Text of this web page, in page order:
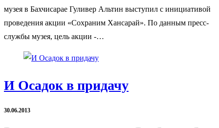
музея в Бахчисарае Гуливер Альтин выступил с инициативой
проведения акции «Сохраним Хансарай». По данным пресс-
службы музея, цель акции -…
И Осадок в придачу
30.06.2013